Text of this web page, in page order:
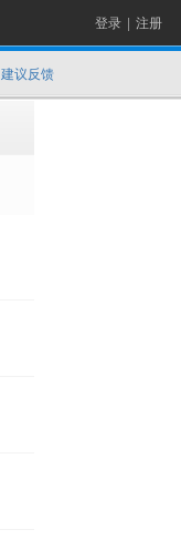
登录 注册
建议反馈